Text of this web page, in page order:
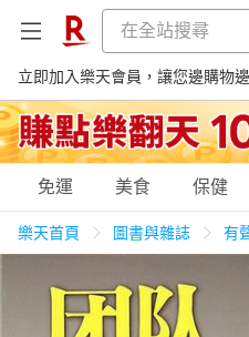
立即加入樂天會員，讓您邊購物
購物網分類
天天免運 美食蛋糕
免運 美食 保健
樂天首頁 圖書與雜誌 有